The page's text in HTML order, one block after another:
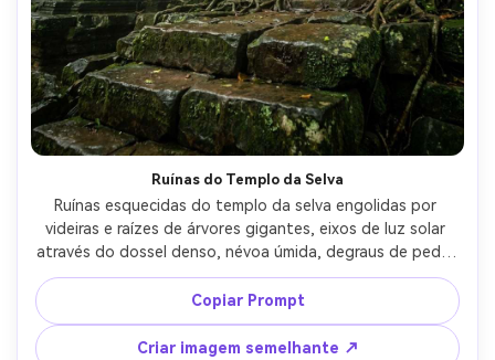
Ruínas do Templo da Selva
Ruínas esquecidas do templo da selva engolidas por
videiras e raízes de árvores gigantes, eixos de luz solar
através do dossel denso, névoa úmida, degraus de pedra
molhada, detalhe fotorealista de musgo e líquen, tirado
em Canon EOS R3, 28mm, f/3.5, baixa perspectiva,
classificação de cor verde cinematográfica, alta
resolução, foco nítido-AR 4:5
Copiar Prompt
Criar imagem semelhante ↗